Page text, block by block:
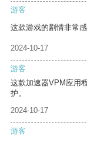
游客
这款游戏的剧情非常
2024-10-17
游客
这款加速器VPM应用
护。
2024-10-17
游客